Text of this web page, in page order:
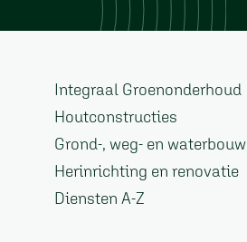
Integraal Groenonderhoud
Houtconstructies
Grond-, weg- en waterbouw
Herinrichting en renovatie
Diensten A-Z